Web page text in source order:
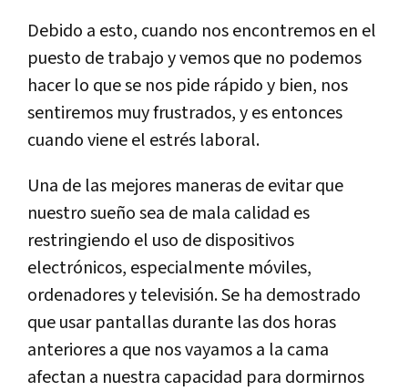
Debido a esto, cuando nos encontremos en el
puesto de trabajo y vemos que no podemos
hacer lo que se nos pide rápido y bien, nos
sentiremos muy frustrados, y es entonces
cuando viene el estrés laboral.
Una de las mejores maneras de evitar que
nuestro sueño sea de mala calidad es
restringiendo el uso de dispositivos
electrónicos, especialmente móviles,
ordenadores y televisión. Se ha demostrado
que usar pantallas durante las dos horas
anteriores a que nos vayamos a la cama
afectan a nuestra capacidad para dormirnos